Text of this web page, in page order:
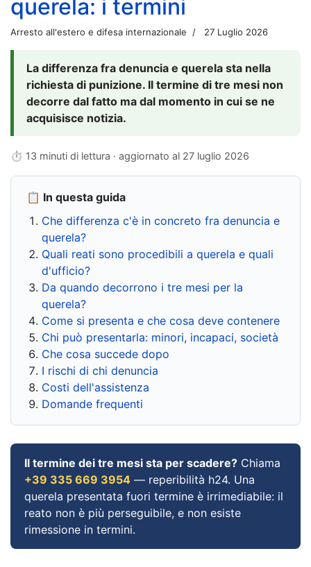
querela: i termini
Arresto all'estero e difesa internazionale 27 Luglio 2026
La differenza fra denuncia e querela sta nella
richiesta di punizione. Il termine di tre mesi non
decorre dal fatto ma dal momento in cui se ne
acquisisce notizia.
⏱ 13 minuti di lettura · aggiornato al 27 luglio 2026
📋 In questa guida
Che differenza c'è in concreto fra denuncia e
querela?
Quali reati sono procedibili a querela e quali
d'ufficio?
Da quando decorrono i tre mesi per la
querela?
Come si presenta e che cosa deve contenere
Chi può presentarla: minori, incapaci, società
Che cosa succede dopo
I rischi di chi denuncia
Costi dell'assistenza
Domande frequenti
Il termine dei tre mesi sta per scadere? Chiama
+39 335 669 3954 — reperibilità h24. Una
querela presentata fuori termine è irrimediabile: il
reato non è più perseguibile, e non esiste
rimessione in termini.